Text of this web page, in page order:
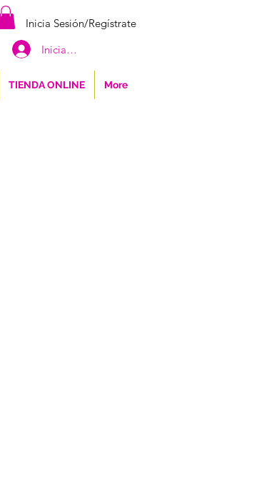
Inicia Sesión/Regístrate
Iniciar sesión
TIENDA ONLINE More